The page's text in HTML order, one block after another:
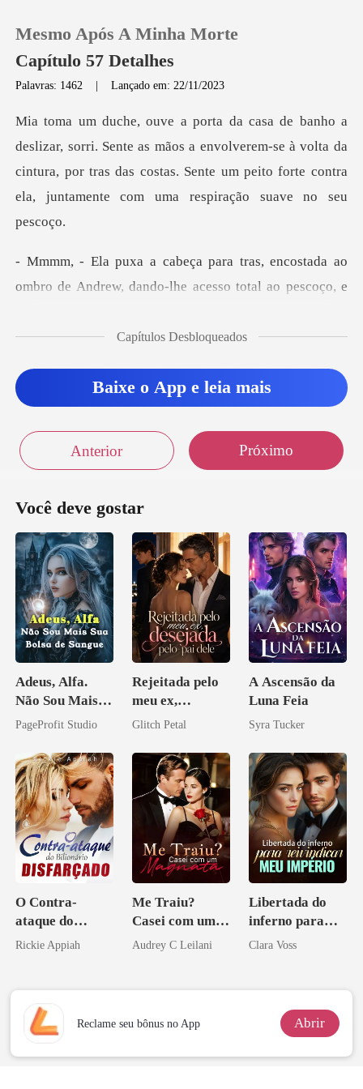
0
Sair
Mesmo Após A Minha Morte
Capítulo 57 Detalhes
Palavras: 1462 |Lançado em: 22/11/2023
as mãos a envolverem-se à volta da
cintura, por tras das costas. Sente um
costada ao
ombro de Andrew, dando-lhe ace
Capítulos Desbloqueados
Baixe o App e leia mais
Anterior Próximo
Você deve gostar
Adeus, Alfa.
Não Sou Mais
Sua Bolsa de
PageProfit Studio
Rejeitada pelo
meu ex,
desejada pelo
Glitch Petal
A Ascensão da
Luna Feia
Syra Tucker
O Contra-
ataque do
Bilionário
Rickie Appiah
Me Traiu?
Casei com um
Magnata
Audrey C Leilani
Libertada do
inferno para
reivindicar meu
Clara Voss
Reclame seu bônus no App Abrir